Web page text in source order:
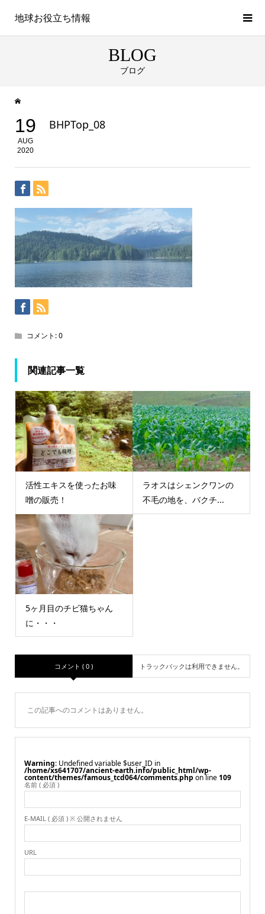
地球お役立ち情報
BLOG
ブログ
19
AUG
2020
BHPTop_08
コメント:0
関連記事一覧
活性エキスを使ったお味
噌の販売！
ラオスはシェンクワンの
不毛の地を、バクチ...
5ヶ月目のチビ猫ちゃん
に・・・
コメント ( 0 ) トラックバックは利用できません。
この記事へのコメントはありません。
Warning : Undefined variable $user_ID in
/home/xs641707/ancient-earth.info/public_html/wp-
content/themes/famous_tcd064/comments.php on line109
名前 ( 必須 )
E-MAIL ( 必須 ) ※ 公開されません
URL